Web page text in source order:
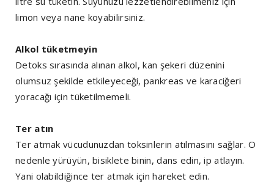
limon veya nane koyabilirsiniz.
Alkol tüketmeyin
Detoks sırasında alınan alkol, kan şekeri düzenini
olumsuz şekilde etkileyeceği, pankreas ve karaciğeri
yoracağı için tüketilmemeli.
Ter atın
Ter atmak vücudunuzdan toksinlerin atılmasını sağlar. O
nedenle yürüyün, bisiklete binin, dans edin, ip atlayın.
Yani olabildiğince ter atmak için hareket edin.